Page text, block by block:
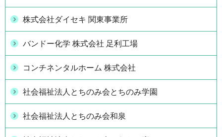
株式会社ダイセキ 関東事業所
バンドー化学 株式会社 足利工場
コンチネンタルホーム 株式会社
社会福祉法人とちのみ会とちのみ学園
社会福祉法人とちのみ会和泉